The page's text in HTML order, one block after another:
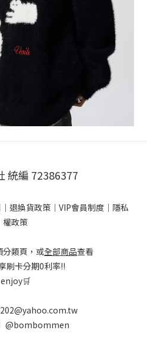
統編 72386377
｜ 退換貨政策｜ VIP會員制度｜ 隱私
權政策
分類頁，或全部商品查看
刷卡分期0利率!!
enjoy🛒
@bombommen